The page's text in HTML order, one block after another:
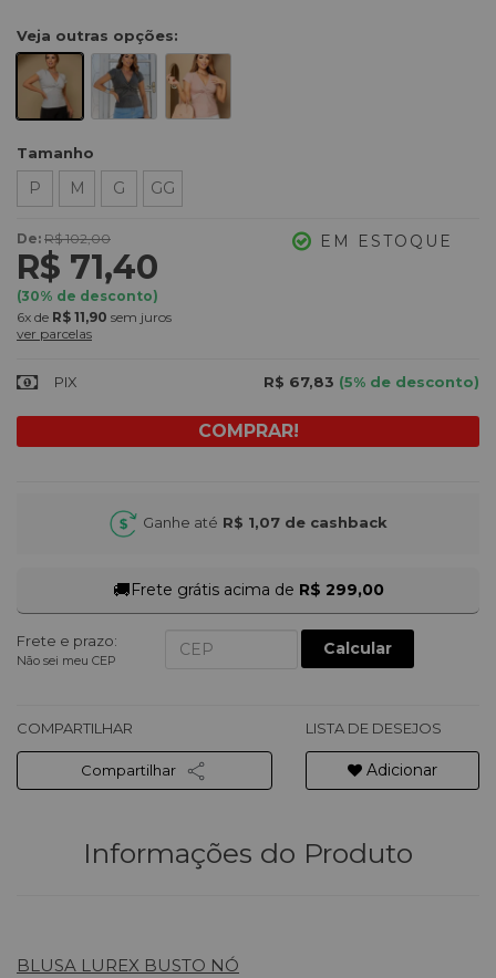
Veja outras opções:
Tamanho
P M G GG
De: R$ 102,00
R$ 71,40
(30% de desconto)
6x de R$ 11,90 sem juros
ver parcelas
EM ESTOQUE
PIX R$ 67,83 (5% de desconto)
Ganhe até R$ 1,07de cashback
🚚Frete grátis acima de R$ 299,00
Frete e prazo:
Não sei meu CEP
Calcular
COMPARTILHAR
Compartilhar
LISTA DE DESEJOS
Adicionar
Informações do Produto
BLUSA LUREX BUSTO NÓ